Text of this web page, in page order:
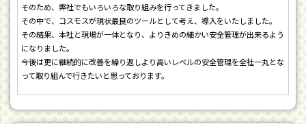
そのため、弊社でもいろいろな取り組みを行ってきました。
その中で、コスモスが現状最良のツールとして考え、導入をいたしました。
その結果、本社と現場が一体となり、よりきめの細かい安全管理が出来るよう
になりました。
今後は更に継続的に改善を繰り返しより高いレベルの安全管理を全社一丸とな
って取り組んで行きたいと思っております。